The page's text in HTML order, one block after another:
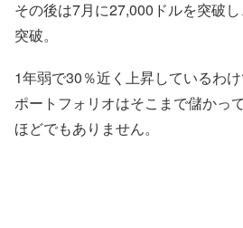
その後は7月に27,000ドルを突破
突破。
1年弱で30％近く上昇しているわ
ポートフォリオはそこまで儲かっ
ほどでもありません。